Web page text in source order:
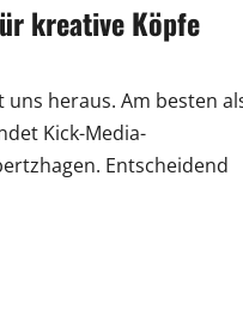
kreative Köpfe
heraus. Am besten
Kick-Media-
Entscheidend